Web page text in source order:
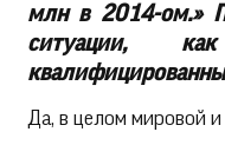
млн в 2014-ом.»
ситуации,
Да, в целом мировой